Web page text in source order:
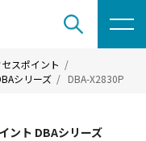
スポイント
シリーズ
DBA-X2830P
ント DBAシリーズ